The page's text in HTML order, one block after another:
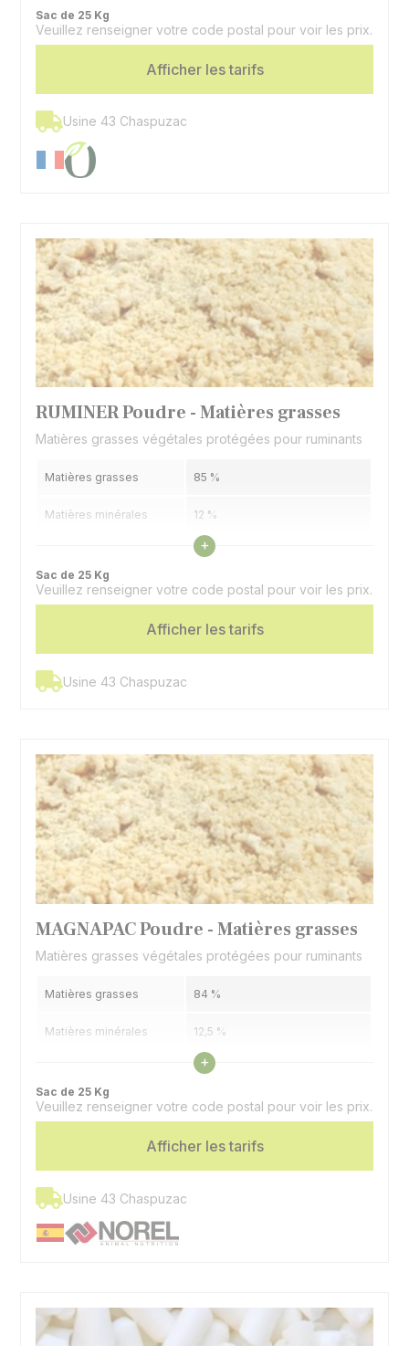
Valeurs énergétiques
indicatives
3,05 UFL / Kg | 2,88 UFV / Kg
végétale (olive)
Sac de 25 Kg
Veuillez renseigner votre code postal pour voir les prix.
Afficher les tarifs
Usine 43 Chaspuzac
RUMINER Poudre - Matières grasses
Matières grasses végétales protégées pour ruminants
Matières grasses 85 %
Matières minérales 12 %
3 %
Valeurs énergétiques
indicatives
3,01 UFL / Kg | 2,92 UFV / Kg
végétale (palme)
Voir les caractéristiques
+
Sac de 25 Kg
Veuillez renseigner votre code postal pour voir les prix.
Afficher les tarifs
Usine 43 Chaspuzac
MAGNAPAC Poudre - Matières grasses
Matières grasses végétales protégées pour ruminants
Matières grasses 84 %
Matières minérales 12,5 %
3,5 %
Valeurs énergétiques
indicatives
3,34 UFL / Kg | 3,05 UFV / Kg
végétale (palme)
Voir les caractéristiques
+
Sac de 25 Kg
Veuillez renseigner votre code postal pour voir les prix.
Afficher les tarifs
Usine 43 Chaspuzac